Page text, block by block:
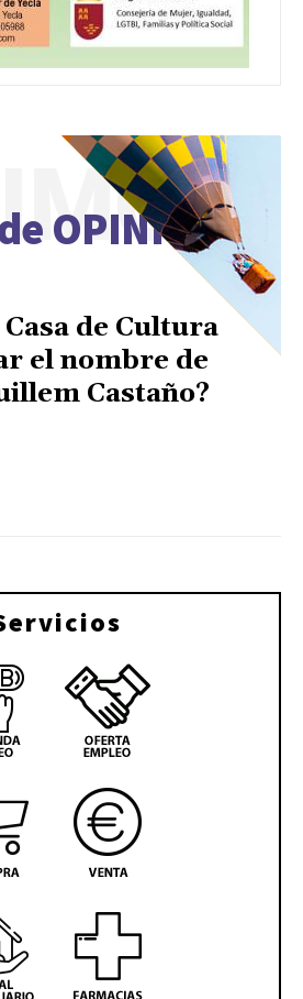
OPINIÓN
de Cultura
el nombre de
Castaño?